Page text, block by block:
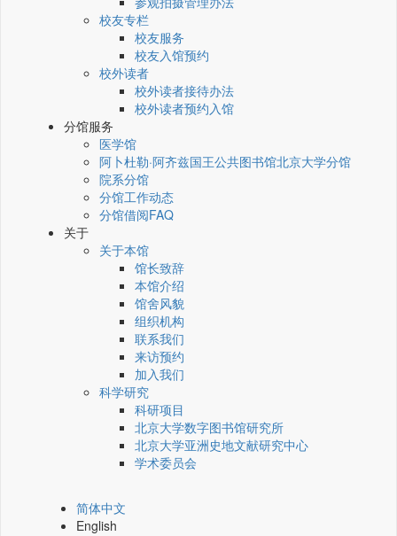
校友专栏
校友服务
校友入馆预约
校外读者
校外读者接待办法
校外读者预约入馆
分馆服务
医学馆
阿卜杜勒·阿齐兹国王公共图书馆北京大学分馆
院系分馆
分馆工作动态
分馆借阅FAQ
关于
关于本馆
馆长致辞
本馆介绍
馆舍风貌
组织机构
联系我们
来访预约
加入我们
科学研究
科研项目
北京大学数字图书馆研究所
北京大学亚洲史地文献研究中心
学术委员会
简体中文
English